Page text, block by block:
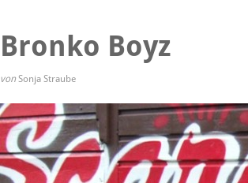
Bronko Boyz
vonSonja Straube